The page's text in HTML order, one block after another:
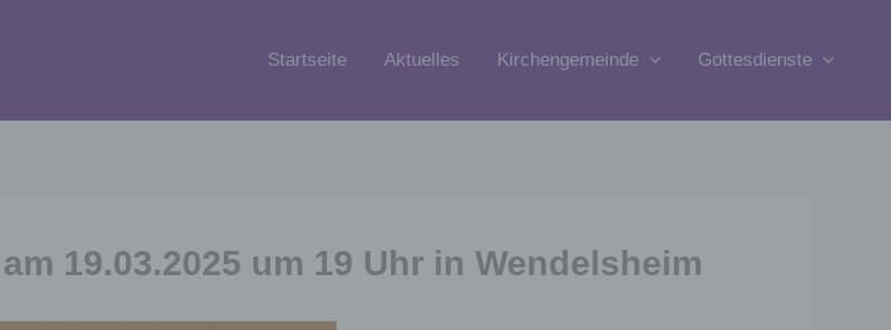
Startseite Aktuelles Kirchengemeinde Gottesdienste
19.03.2025 um 19 Uhr in Wendelsheim